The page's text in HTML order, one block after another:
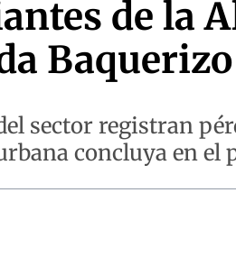
de la
sector registran
concluya en el